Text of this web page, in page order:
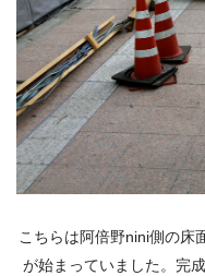
こちらは阿倍野nini側の床
が始まっていました。完